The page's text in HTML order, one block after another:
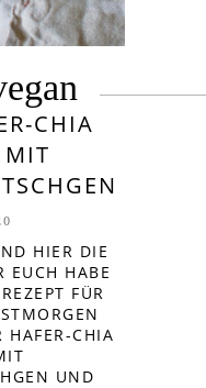
CHIA
MIT
HIER DIE
EUCH HABE
FÜR
HAFER-CHIA
UND